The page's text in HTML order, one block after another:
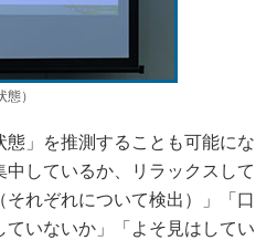
）
」を推測することも可能にな
しているか、リラックスして
れぞれについて検出）」「口
いないか」「よそ見はしてい